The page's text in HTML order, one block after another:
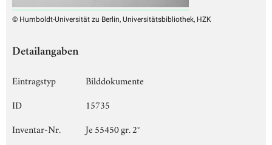
© Humboldt-Universität zu Berlin, Universitätsbibliothek, HZK
Detailangaben
Eintragstyp
Bilddokumente
ID
15735
Inventar-Nr.
Je 55450 gr. 2°